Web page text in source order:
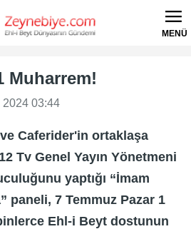
MENÜ
Muharrem!
2024 03:44
Caferider'in ortaklaşa
Tv Genel Yayın Yönetmeni
yaptığı “İmam
paneli, 7 Temmuz Pazar 1
Ehl-i Beyt dostunun